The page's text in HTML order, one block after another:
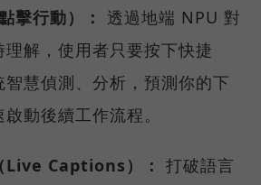
擊行動）： 透過地端 NPU 對
解，使用者只要按下快捷
慧偵測、分析，預測你的下
動後續工作流程。
Live Captions）： 打破語言